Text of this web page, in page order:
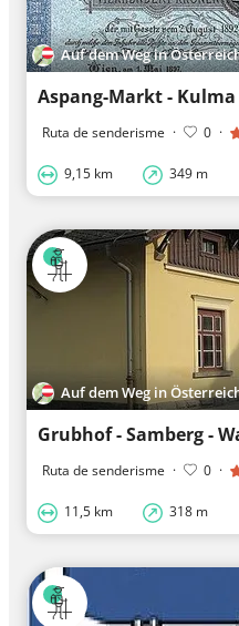
Auf dem Weg in
Aspang-Markt -
Ruta de senderisme · 0 ·
9,15 km 349 m
Auf dem Weg in
Grubhof - Samberg -
Ruta de senderisme · 0 ·
11,5 km 318 m